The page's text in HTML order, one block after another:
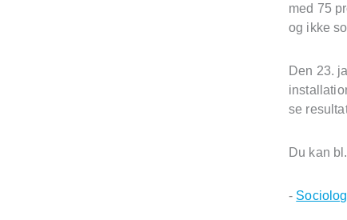
med 75
og ikke
Den 23.
se
Du kan
-